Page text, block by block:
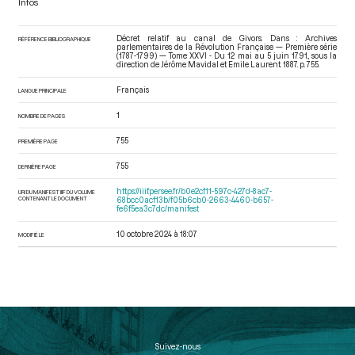
RÉFÉRENCE BIBLIOGRAPHIQUE
Décret relatif au canal de Givors. Dans : Archives
parlementaires de la Révolution Française — Première série
(1787-1799) — Tome XXVI - Du 12 mai au 5 juin 1791.
, sous la
direction de Jérôme Mavidal et Emile Laurent. 1887. p. 755.
LANGUE PRINCIPALE Français
NOMBRE DE PAGES 1
PREMIÈRE PAGE 755
DERNIÈRE PAGE 755
URI DU MANIFEST IIIF DU VOLUME
CONTENANT LE DOCUMENT
https://iiif.persee.fr/b0e2cf11-597c-427d-8ac7-
68bcc0acf13b/f05b6cb0-2663-4460-b657-
fe6f5ea3c7dc/manifest
MODIFIÉ LE 10 octobre 2024 à 18:07
Suivez-nous